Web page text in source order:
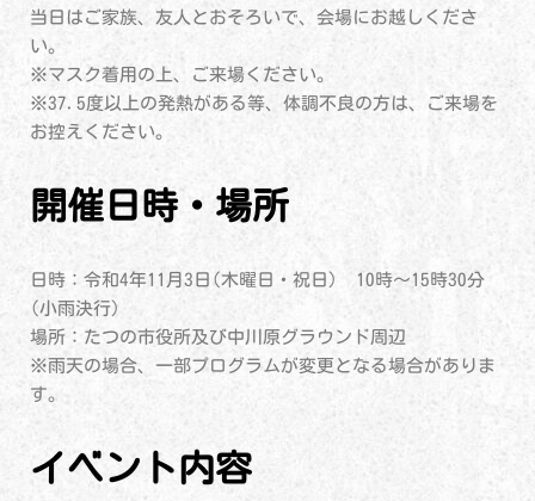
当日はご家族、友人とおそろいで、会場にお越しくださ
い。
※マスク着用の上、ご来場ください。
※37.5度以上の発熱がある等、体調不良の方は、ご来場を
お控えください。
開催日時・場所
日時：令和4年11月3日(木曜日・祝日) 10時～15時30分
(小雨決行)
場所：たつの市役所及び中川原グラウンド周辺
※雨天の場合、一部プログラムが変更となる場合がありま
す。
イベント内容